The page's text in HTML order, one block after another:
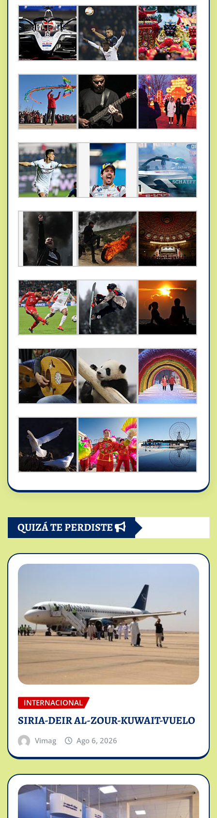
QUIZÁ TE PERDISTE
INTERNACIONAL
SIRIA-DEIR AL-ZOUR-KUWAIT-VUELO
Vimag Ago 6, 2026